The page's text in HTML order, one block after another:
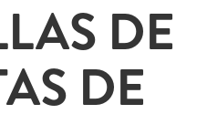
DE
DE